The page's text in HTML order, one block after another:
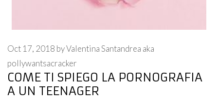
COME TI SPIEGO LA PORNOGRAFIA
A UN TEENAGER
Oct 17, 2018 byValentina Santandrea aka
pollywantsacracker